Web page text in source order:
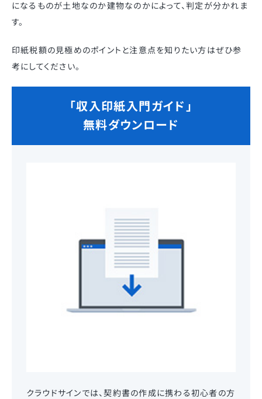
になるものが土地なのか建物なのかによって、判定が分かれま
す。
印紙税額の見極めのポイントと注意点を知りたい方はぜひ参
考にしてください。
「収入印紙入門ガイド」
無料ダウンロード
クラウドサインでは、契約書の作成に携わる初心者の方